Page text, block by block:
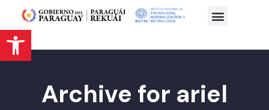
Abrir barra de herramientas
Archive for ariel